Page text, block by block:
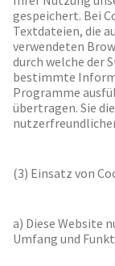
gespeichert. Bei
Textdateien, die
verwendeten
durch welche der
bestimmte
Programme
übertragen. Sie
(3) Einsatz von
a) Diese Website
Umfang und